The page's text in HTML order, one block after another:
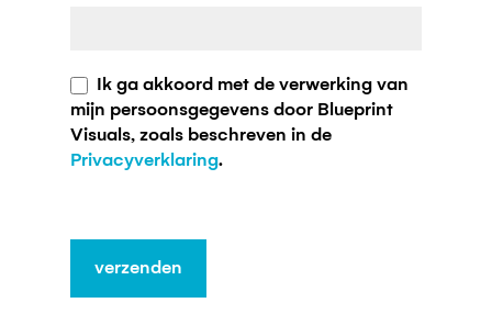
Ik ga akkoord met de verwerking van
mijn persoonsgegevens door Blueprint
Visuals, zoals beschreven in de
Privacyverklaring.
verzenden